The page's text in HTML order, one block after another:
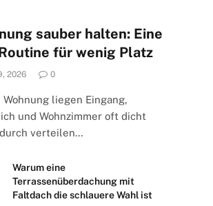
sauber halten: Eine
für wenig Platz
2026 0
liegen Eingang,
und Wohnzimmer oft dicht
verteilen…
Warum eine
Terrassenüberdachung mit
Faltdach die schlauere Wahl ist